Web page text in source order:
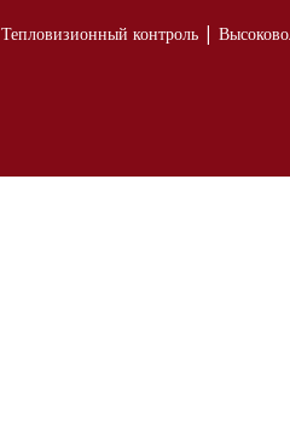
Тепловизионный контроль |